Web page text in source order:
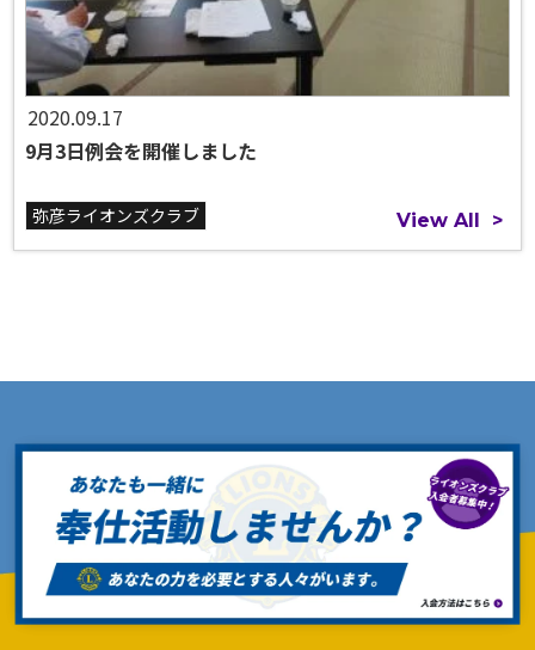
2020.09.17
9月3日例会を開催しました
弥彦ライオンズクラブ View All >